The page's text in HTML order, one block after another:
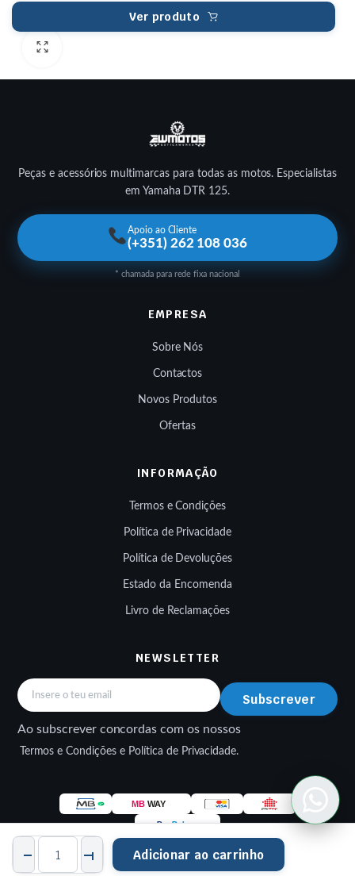
Kit
Rolamento
Roda
Adicionar ao carrinho
Ver produto
STORE PESQUISAR FAVORITOS CONTA CATEGORIAS
Peças e acessórios multimarcas para todas as motos. Especialistas
em Yamaha DTR 125.
Apoio ao Cliente
(+351) 262 108 036
* chamada para rede fixa nacional
EMPRESA
Sobre Nós
Contactos
Novos Produtos
Ofertas
INFORMAÇÃO
Termos e Condições
Política de Privacidade
Política de Devoluções
Estado da Encomenda
Livro de Reclamações
NEWSLETTER
Subscrever
Ao subscrever concordas com os nossos
Termos e Condições e Política de Privacidade.